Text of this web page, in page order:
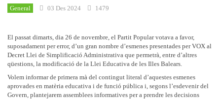
General 03 Des 2024 1479
El passat dimarts, dia 26 de novembre, el Partit Popular votava a favor,
suposadament per error, d’un gran nombre d’esmenes presentades per VOX al
Decret Llei de Simplificació Administrativa que permetrà, entre d’altres
qüestions, la modificació de la Llei Educativa de les Illes Balears.
Volem informar de primera mà del contingut literal d’aquestes esmenes
aprovades en matèria educativa i de funció pública i, segons l’esdevenir del
Govern, plantejarem assemblees informatives per a prendre les decisions